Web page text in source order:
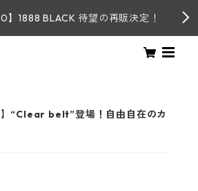
】1888 BLACK 待望の再販決定！
】“Clear belt”登場！自由自在のカ